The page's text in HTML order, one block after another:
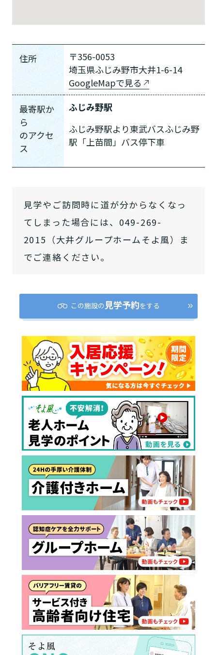
住所
〒356-0053
埼玉県ふじみ野市大井1-6-14
GoogleMapで見る
最寄駅か
ら
のアクセ
ス
ふじみ野駅
ふじみ野駅より東武バスふじみ野
駅「上苗間」バス停下車
見学やご訪問時に道が分からなくなっ
てしまった場合には、049-269-
2015（大井グループホームそよ風）ま
でご連絡ください。
この施設の 見学予約をする
ご自宅で生活しながら介護サービス
介護スタッフにご自宅に来てもらい
日帰りで使いたいですか？